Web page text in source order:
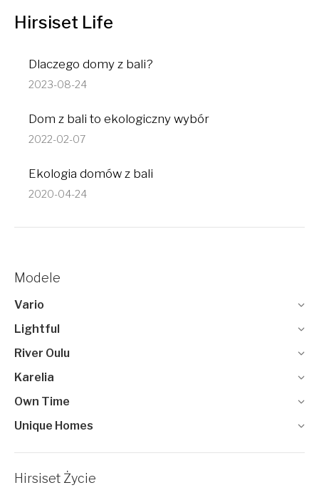
Hirsiset Life
Dlaczego domy z bali?
2023-08-24
Dom z bali to ekologiczny wybór
2022-02-07
Ekologia domów z bali
2020-04-24
Modele
Vario
Lightful
River Oulu
Karelia
Own Time
Unique Homes
Hirsiset Życie